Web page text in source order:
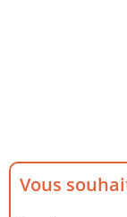
Vous